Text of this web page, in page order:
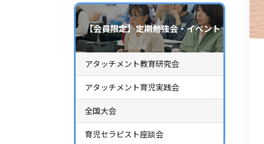
【会員限定】定期勉強会・イベント
アタッチメント教育研究会
アタッチメント育児実践会
全国大会
育児セラピスト座談会